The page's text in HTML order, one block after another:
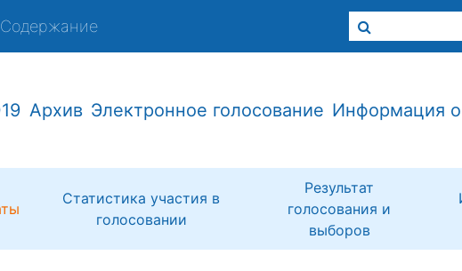
Содержание
Архив Электронное голосование Информация
Статистика участия в
голосовании
Результат
голосования и
выборов